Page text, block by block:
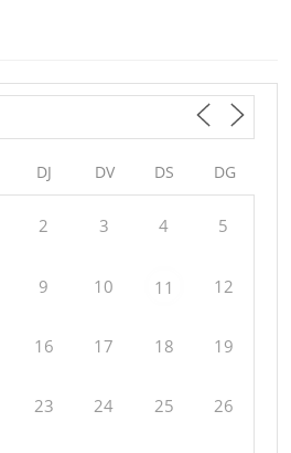
DJ DV DS DG
2 3 4 5
9 10 11 12
16 17 18 19
23 24 25 26